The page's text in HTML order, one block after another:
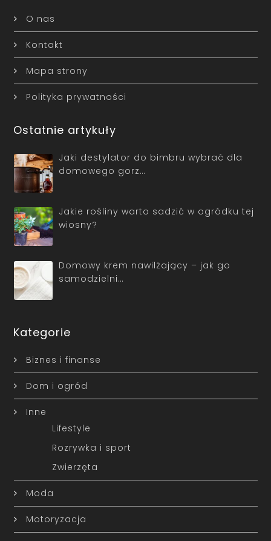
O nas
Kontakt
Mapa strony
Polityka prywatności
Ostatnie artykuły
Jaki destylator do bimbru wybrać dla
domowego gorz…
Jakie rośliny warto sadzić w ogródku tej
wiosny?
Domowy krem nawilżający – jak go
samodzielni…
Kategorie
Biznes i finanse
Dom i ogród
Inne
Lifestyle
Rozrywka i sport
Zwierzęta
Moda
Motoryzacja